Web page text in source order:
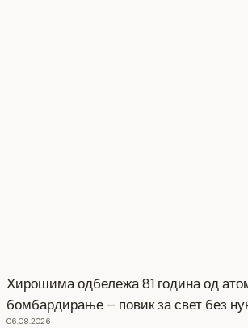
Хирошима одбележа 81 година од
бомбардирање – повик за свет без
06.08.2026